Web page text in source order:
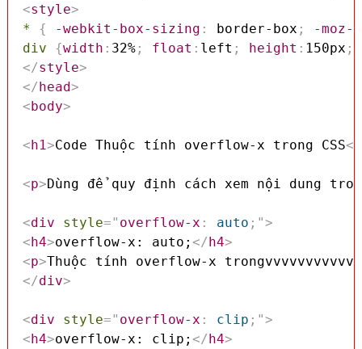
<style>
*
{ -webkit-box-sizing : border-box ;
-moz-
div
{width : 32%; float : left ; height : 150px ;
</style>
</head>
<body>
<h1>Code Thuộc tính overflow-x trong CSS</
<p>Dùng để quy định cách xem nội dung
<div style=" overflow-x : auto ; ">
<h4>overflow-x: auto; </h4>
<p>Thuộc tính overflow-x
</div>
<div style=" overflow-x : clip ; ">
<h4>overflow-x: clip; </h4>